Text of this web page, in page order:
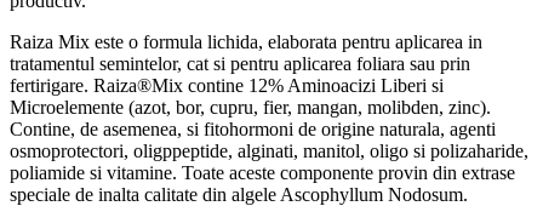
Raiza Mix este o formula lichida, elaborata pentru aplicarea in
tratamentul semintelor, cat si pentru aplicarea foliara sau prin
fertirigare. Raiza®Mix contine 12% Aminoacizi Liberi si
Microelemente (azot, bor, cupru, fier, mangan, molibden, zinc).
Contine, de asemenea, si fitohormoni de origine naturala, agenti
osmoprotectori, oligppeptide, alginati, manitol, oligo si polizaharide,
poliamide si vitamine. Toate aceste componente provin din extrase
speciale de inalta calitate din algele Ascophyllum Nodosum.